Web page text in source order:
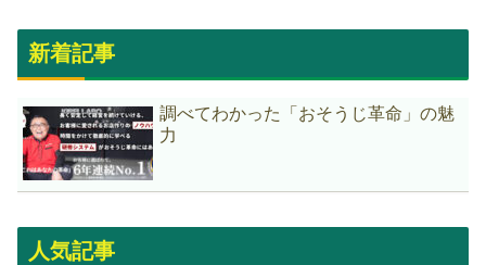
新着記事
調べてわかった「おそうじ革命」の魅
力
人気記事